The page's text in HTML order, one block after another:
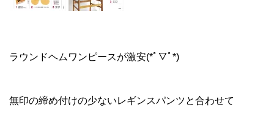
ラウンドヘムワンピースが激安(*ﾟ▽ﾟ*)
無印の締め付けの少ないレギンスパンツと合わせて